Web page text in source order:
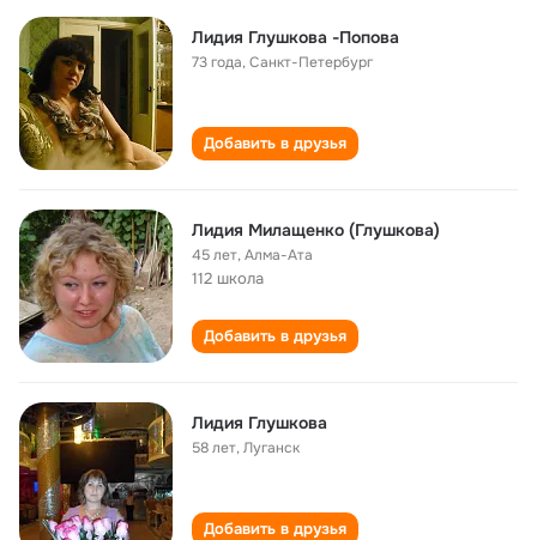
Лидия Глушкова -Попова
73 года,Санкт-Петербург
Добавить в друзья
Лидия Милащенко (Глушкова)
45 лет,Алма-Ата
112 школа
Добавить в друзья
Лидия Глушкова
58 лет,Луганск
Добавить в друзья